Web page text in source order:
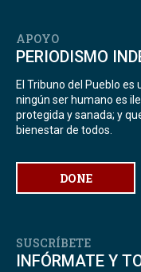
APOYO
PERIODISMO
El Tribuno del Pueblo
ningún ser humano es
protegida y sanada; y
bienestar de todos.
DONE
SUSCRÍBETE
INFÓRMATE Y